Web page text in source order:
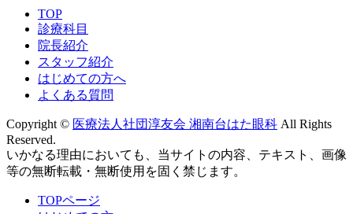
TOP
診療科目
院長紹介
スタッフ紹介
はじめての方へ
よくある質問
Copyright © 医療法人社団淳友会 湘南台はた眼科 All Rights
Reserved.
いかなる理由においても、当サイトの内容、テキスト、画像
等の無断転載・無断使用を固く禁じます。
TOPページ